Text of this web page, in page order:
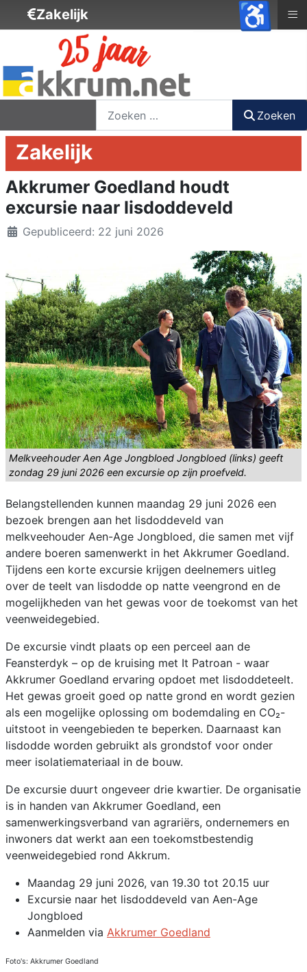
Zoeken
Zakelijk
Akkrumer Goedland houdt
excursie naar lisdoddeveld
DetailsGepubliceerd: 22 juni 2026
Melkveehouder Aen Age Jongbloed Jongbloed (links) geeft
zondag 29 juni 2026 een excursie op zijn proefveld.
Belangstellenden kunnen maandag 29 juni 2026 een
bezoek brengen aan het lisdoddeveld van
melkveehouder Aen-Age Jongbloed, die samen met vijf
andere boeren samenwerkt in het Akkrumer Goedland.
Tijdens een korte excursie krijgen deelnemers uitleg
over de teelt van lisdodde op natte veengrond en de
mogelijkheden van het gewas voor de toekomst van het
veenweidegebied.
De excursie vindt plaats op een perceel aan de
Feansterdyk – op de kruising met It Patroan - waar
Akkrumer Goedland ervaring opdoet met lisdoddeteelt.
Het gewas groeit goed op natte grond en wordt gezien
als een mogelijke oplossing om bodemdaling en CO₂-
uitstoot in veengebieden te beperken. Daarnaast kan
lisdodde worden gebruikt als grondstof voor onder
meer isolatiemateriaal in de bouw.
De excursie duurt ongeveer drie kwartier. De organisatie
is in handen van Akkrumer Goedland, een
samenwerkingsverband van agrariërs, ondernemers en
inwoners dat werkt aan een toekomstbestendig
veenweidegebied rond Akkrum.
Maandag 29 juni 2026, van 19.30 tot 20.15 uur
Excursie naar het lisdoddeveld van Aen-Age
Jongbloed
Aanmelden via Akkrumer Goedland
Foto's: Akkrumer Goedland
Zakelijk ≡
♿